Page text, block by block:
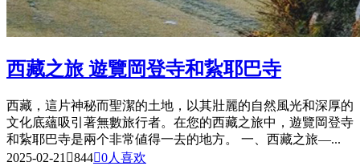
西藏之旅 遊覽岡登寺和紥耶巴寺
西藏，這片神秘而聖潔的土地，以其壯麗的自然風光和深厚的
文化底蘊吸引著無數旅行者。在您的西藏之旅中，遊覽岡登寺
和紥耶巴寺是兩个非常値得一去的地方。 一、西藏之旅—...
2025-02-21 8440人喜欢